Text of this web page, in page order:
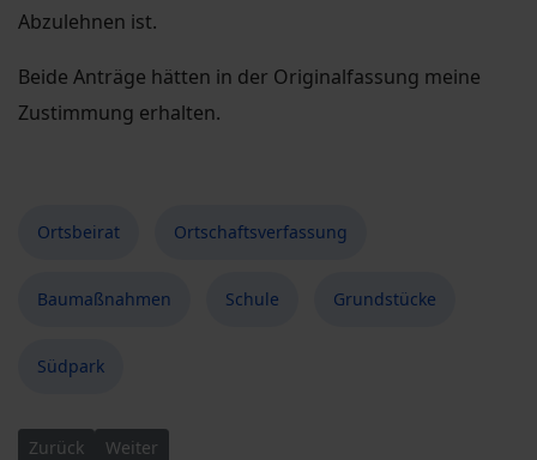
Abzulehnen ist.
Beide Anträge hätten in der Originalfassung meine
Zustimmung erhalten.
Ortsbeirat Ortschaftsverfassung
Baumaßnahmen Schule Grundstücke
Südpark
Vorheriger Beitrag: 40. Sitzung des Stadtbezirksbeirates im
Zurück Nächster Beitrag: 33. Sitzung des Ortsbeirates im
Weiter